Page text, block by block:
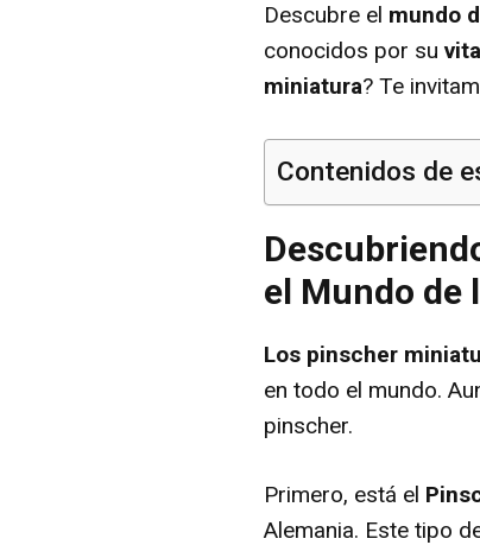
Descubre el mundo
conocidos por su
miniatura? Te
Contenidos de
el Mundo de
Los pinscher
en todo el mundo.
pinscher.
Primero, está el
Alemania. Este tipo